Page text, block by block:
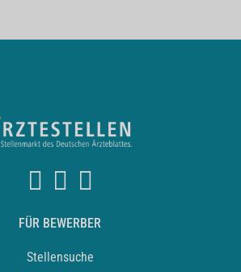
FÜR BEWERBER
Stellensuche